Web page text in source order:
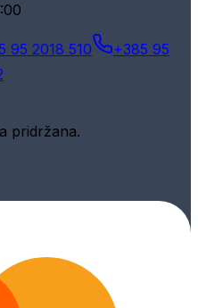
95 2018 510
+385 95
pridržana.